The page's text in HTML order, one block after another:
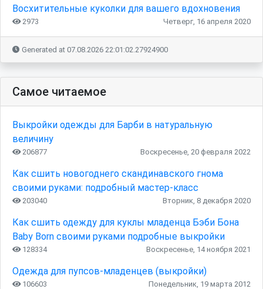
Восхитительные куколки для вашего вдохновения
2973 Четверг, 16 апреля 2020
Generated at 07.08.2026 22:01:02.27924900
Самое читаемое
Выкройки одежды для Барби в натуральную
величину
206877 Воскресенье, 20 февраля 2022
Как сшить новогоднего скандинавского гнома
своими руками: подробный мастер-класс
203040 Вторник, 8 декабря 2020
Как сшить одежду для куклы младенца Бэби Бона
Baby Born своими руками подробные выкройки
128334 Воскресенье, 14 ноября 2021
Одежда для пупсов-младенцев (выкройки)
106603 Понедельник, 19 марта 2012